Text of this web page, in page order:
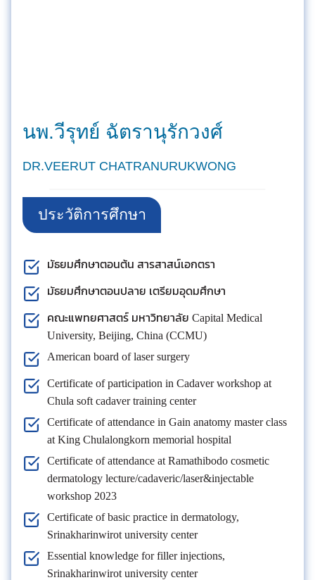
นพ.วีรุทย์ ฉัตรานุรักวงศ์
DR.VEERUT CHATRANURUKWONG
ประวัติการศึกษา
มัธยมศึกษาตอนต้น สารสาสน์เอกตรา
มัธยมศึกษาตอนปลาย เตรียมอุดมศึกษา
คณะแพทยศาสตร์ มหาวิทยาลัย Capital Medical
University, Beijing, China (CCMU)
American board of laser surgery
Certificate of participation in Cadaver workshop at
Chula soft cadaver training center
Certificate of attendance in Gain anatomy master class
at King Chulalongkorn memorial hospital
Certificate of attendance at Ramathibodo cosmetic
dermatology lecture/cadaveric/laser&injectable
workshop 2023
Certificate of basic practice in dermatology,
Srinakharinwirot university center
Essential knowledge for filler injections,
Srinakharinwirot university center